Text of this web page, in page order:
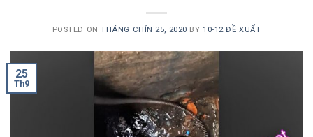
POSTED ONTHÁNG CHÍN 25, 2020 BY10-12 ĐỀ XUẤT
25
Th9